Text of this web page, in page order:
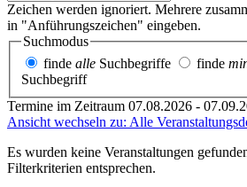
Zeichen werden ignoriert. Mehrere
in "Anführungszeichen" eingeben.
Suchmodus
finde alle Suchbegriffe finde
Suchbegriff
Termine im Zeitraum 07.08.2026 -
Ansicht wechseln zu: Alle
Es wurden keine Veranstaltungen
Filterkriterien entsprechen.